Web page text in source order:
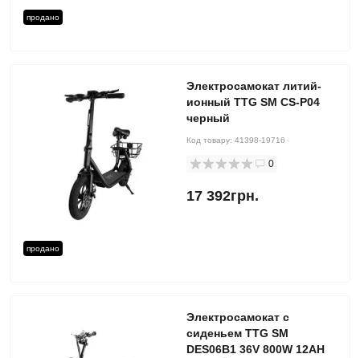
продано
продано
Электросамокат литий-
ионный TTG SM CS-P04
черный
Код товару: 41398-19716
0
17 392грн.
Электросамокат с
сиденьем TTG SM
DES06B1 36V 800W 12AH